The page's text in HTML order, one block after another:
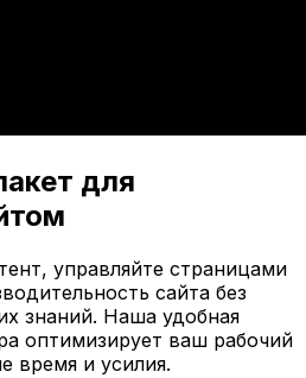
для
управляйте страницами
сайта без
знаний. Наша удобная
оптимизирует ваш рабочий
время и усилия.